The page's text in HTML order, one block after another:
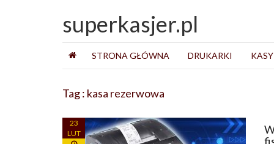
superkasjer.pl
STRONA GŁÓWNA DRUKARKI KASY
Tag : kasa rezerwowa
23
LUT